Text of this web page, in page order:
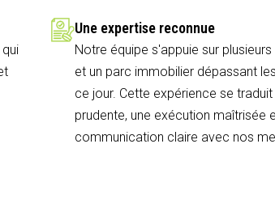
Une expertise reconnue
Notre équipe s'appuie sur
et un parc immobilier dépassant
ce jour. Cette expérience se
prudente, une exécution maîtrisée
communication claire avec nos